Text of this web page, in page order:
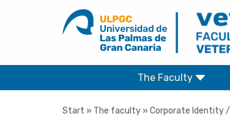
content
The Faculty
Start » The faculty » Corporate Identity /